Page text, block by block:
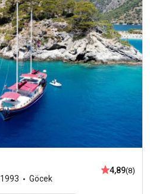
1993 Göcek
4,89(8)